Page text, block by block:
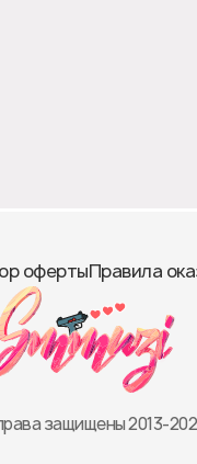
офертыПравила
защищены 2013-